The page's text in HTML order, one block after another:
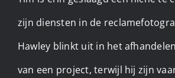
zijn diensten in de
Hawley blinkt uit in het
van een project, terwijl hij zijn